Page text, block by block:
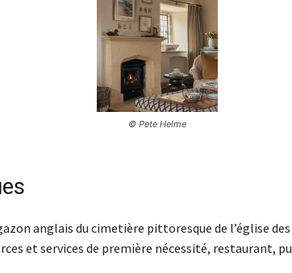
© Pete Helme
anglais du cimetière pittoresque de l’église
et services de première nécessité, restaurant,